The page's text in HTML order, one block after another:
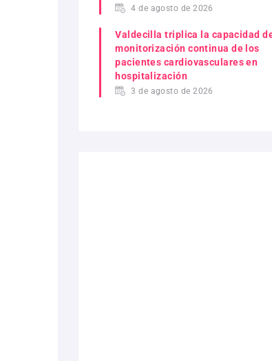
4 de agosto de 2026
Valdecilla triplica la capacidad
monitorización continua de los
pacientes cardiovasculares en
hospitalización
3 de agosto de 2026